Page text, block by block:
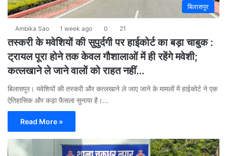
बिलासपुर
Ambika Sao 1 week ago 0 21
तस्करी के मवेशियों की सुपुर्दगी पर हाईकोर्ट का बड़ा चाबुक :
ट्रायल पूरा होने तक केवल गौशालाओं में ही रहेंगे मवेशी;
कत्लखाने ले जाने वालों को राहत नहीं…
बिलासपुर। मवेशियों की तस्करी और कत्लखाने ले जाए जाने के मामलों में हाईकोर्ट ने एक
ऐतिहासिक और कड़ा फैसला सुनाया है।…
Read More »